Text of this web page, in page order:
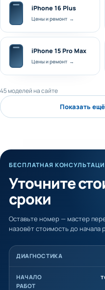
iPhone 16 Plus
Цены и ремонт →
iPhone 15 Pro Max
Цены и ремонт →
45 моделей на сайте
Показать
БЕСПЛАТНАЯ
Уточните
сроки
Оставьте номер — мастер
назовёт стоимость до начала
ДИАГНОСТИКА
НАЧАЛО
РАБОТ